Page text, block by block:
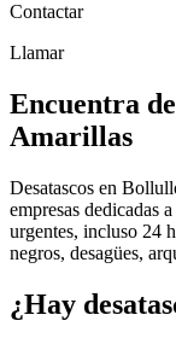
Contactar
Llamar
Encuentra
Amarillas
Desatascos en
empresas dedicadas
urgentes, incluso 24
negros, desagües,
¿Hay